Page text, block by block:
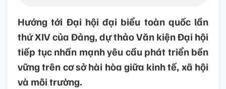
Hướng tới Đại hội đại biểu toàn quốc lần
thứ XIV của Đảng, dự thảo Văn kiện Đại hội
tiếp tục nhấn mạnh yêu cầu phát triển bền
vững trên cơ sở hài hòa giữa kinh tế, xã hội
và môi trường.